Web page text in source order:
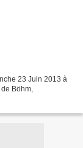
23 Juin 2013 à
Böhm,